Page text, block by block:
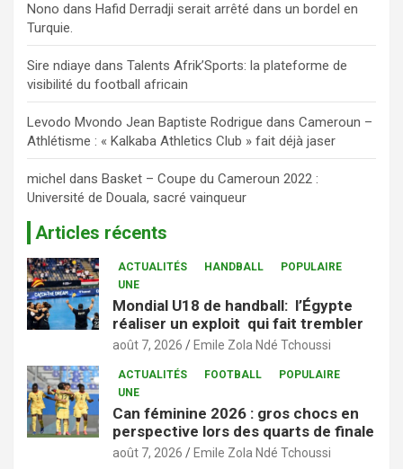
Nono dans Hafid Derradji serait arrêté dans un bordel en
Turquie.
Sire ndiaye dans Talents Afrik’Sports: la plateforme de
visibilité du football africain
Levodo Mvondo Jean Baptiste Rodrigue dans Cameroun –
Athlétisme : « Kalkaba Athletics Club » fait déjà jaser
michel dans Basket – Coupe du Cameroun 2022 :
Université de Douala, sacré vainqueur
Articles récents
ACTUALITÉS HANDBALL
POPULAIRE
UNE
Mondial U18 de handball: l’Égypte
réaliser un exploit qui fait trembler
août 7, 2026 Emile Zola Ndé Tchoussi
ACTUALITÉS FOOTBALL
POPULAIRE
UNE
Can féminine 2026 : gros chocs en
perspective lors des quarts de finale
août 7, 2026 Emile Zola Ndé Tchoussi